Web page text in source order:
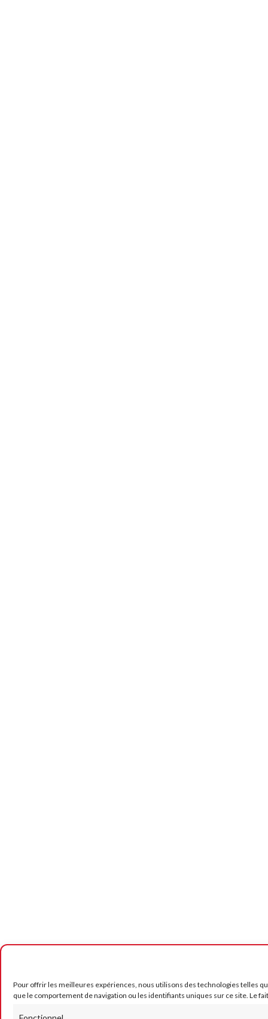
Pour offrir les meilleures expériences, nous utilisons des technologies telles
que le comportement de navigation ou les identifiants uniques sur ce site. Le